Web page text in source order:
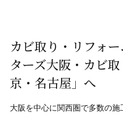
カビ取り・リフォ
ターズ大阪・カビ
京・名古屋」へ
大阪を中心に関西圏で多数の施